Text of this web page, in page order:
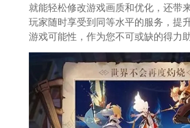
就能轻松修改游戏画质和优化，还带
玩家随时享受到同等水平的服务，提
游戏可能性，作为您不可或缺的得力助